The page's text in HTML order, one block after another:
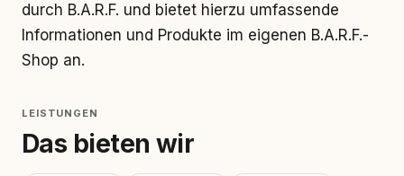
durch B.A.R.F. und bietet hierzu umfassende
Informationen und Produkte im eigenen B.A.R.F.-
Shop an.
LEISTUNGEN
Das bieten wir